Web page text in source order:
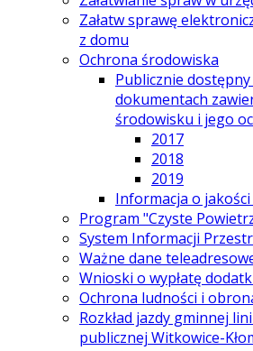
Załatw sprawę
z domu
Ochrona środowiska
Publicznie
dokumentach
środowisku i jego
2017
2018
2019
Informacja o
Program "Czyste
System Informacji
Ważne dane
Wnioski o wypłatę
Ochrona ludności i
Rozkład jazdy gminnej
publicznej Witkowice-